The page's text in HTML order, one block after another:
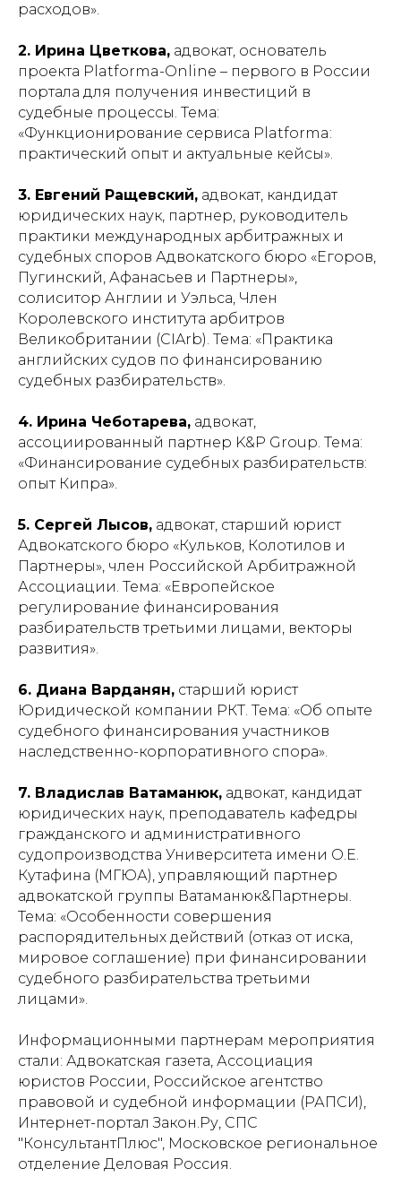
расходов».
2. Ирина Цветкова, адвокат, основатель
проекта Platforma-Online – первого в России
портала для получения инвестиций в
судебные процессы. Тема:
«Функционирование сервиса Platforma:
практический опыт и актуальные кейсы».
3. Евгений Ращевский, адвокат, кандидат
юридических наук, партнер, руководитель
практики международных арбитражных и
судебных споров Адвокатского бюро «Егоров,
Пугинский, Афанасьев и Партнеры»,
солиситор Англии и Уэльса, Член
Королевского института арбитров
Великобритании (CIArb). Тема: «Практика
английских судов по финансированию
судебных разбирательств».
4. Ирина Чеботарева, адвокат,
ассоциированный партнер K&P Group. Тема:
«Финансирование судебных разбирательств:
опыт Кипра».
5. Сергей Лысов, адвокат, старший юрист
Адвокатского бюро «Кульков, Колотилов и
Партнеры», член Российской Арбитражной
Ассоциации. Тема: «Европейское
регулирование финансирования
разбирательств третьими лицами, векторы
развития».
6. Диана Варданян, старший юрист
Юридической компании РКТ. Тема: «Об опыте
судебного финансирования участников
наследственно-корпоративного спора».
7. Владислав Ватаманюк, адвокат, кандидат
юридических наук, преподаватель кафедры
гражданского и административного
судопроизводства Университета имени О.Е.
Кутафина (МГЮА), управляющий партнер
адвокатской группы Ватаманюк&Партнеры.
Тема: «Особенности совершения
распорядительных действий (отказ от иска,
мировое соглашение) при финансировании
судебного разбирательства третьими
лицами».
Информационными партнерам мероприятия
стали: Адвокатская газета, Ассоциация
юристов России, Российское агентство
правовой и судебной информации (РАПСИ),
Интернет-портал Закон.Ру, СПС
"КонсультантПлюс", Московское региональное
отделение Деловая Россия.